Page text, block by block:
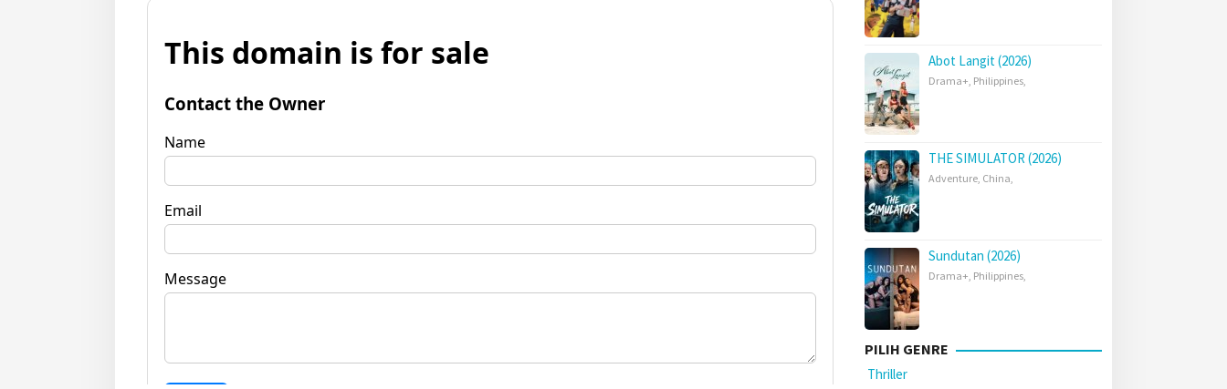
Abot Langit (2026)
Drama+, Philippines,
THE SIMULATOR (2026)
Adventure, China,
Sundutan (2026)
Drama+, Philippines,
PILIH GENRE
Thriller